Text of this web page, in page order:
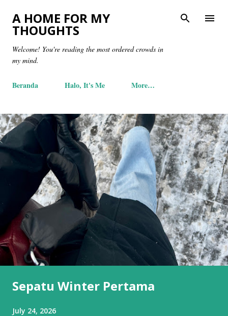
Skip to main content
A HOME FOR MY
THOUGHTS
Welcome! You're reading the most ordered crowds in
my mind.
Beranda Halo, It's Me More…
Sepatu Winter Pertama
July 24, 2026